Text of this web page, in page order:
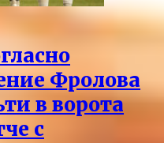
Фролова
в ворота
с